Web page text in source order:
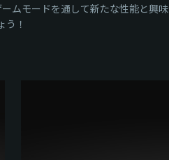
ムモードを通して新たな性能と興
！